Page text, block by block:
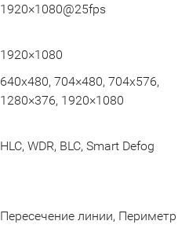
1920×1080@25fps
1920×1080
640x480, 704×480, 704x576,
1280×376, 1920×1080
HLC, WDR, BLC, Smart Defog
Пересечение линии, Периметр